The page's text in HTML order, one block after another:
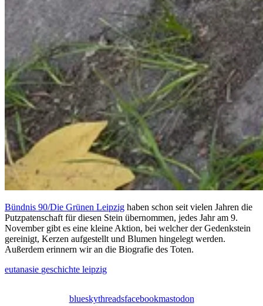
Bündnis 90/Die Grünen Leipzig haben schon seit vielen Jahren die
Putzpatenschaft für diesen Stein übernommen, jedes Jahr am 9.
November gibt es eine kleine Aktion, bei welcher der Gedenkstein
gereinigt, Kerzen aufgestellt und Blumen hingelegt werden.
Außerdem erinnern wir an die Biografie des Toten.
eutanasie geschichte leipzig
blueskythreadsfacebookmastodon